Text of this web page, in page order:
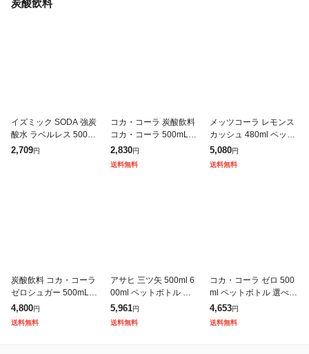
炭酸飲料
イズミック SODA 強炭
酸水 ラベルレス 500ml
合計48本 24本入×2ケ
2,709円
コカ・コーラ 炭酸飲料
コカ・コーラ 500mL×2
4本(24本×1ケース) 260
5jccc
2,830円
送料無料
メッツコーラ レモンス
カッシュ 480ml ペット
ボトル 選べる 48本 (24
本×2) キリン 特定保健
用食品 炭酸飲料 強炭
5,080円
送料無料
炭酸飲料 コカ・コーラ
ゼロシュガー 500mL×4
8本(24本×2ケース) 260
5jccc
4,800円
送料無料
アサヒ 三ツ矢 500ml 6
00ml ペットボトル 選
べる 48本 (24本×2 まと
め買い) よりどり 熱中
5,961円
送料無料
コカ・コーラ ゼロ 500
ml ペットボトル 選べる
48本 (24本×2 まとめ買
い) よりどり 炭酸飲料
4,653円
送料無料